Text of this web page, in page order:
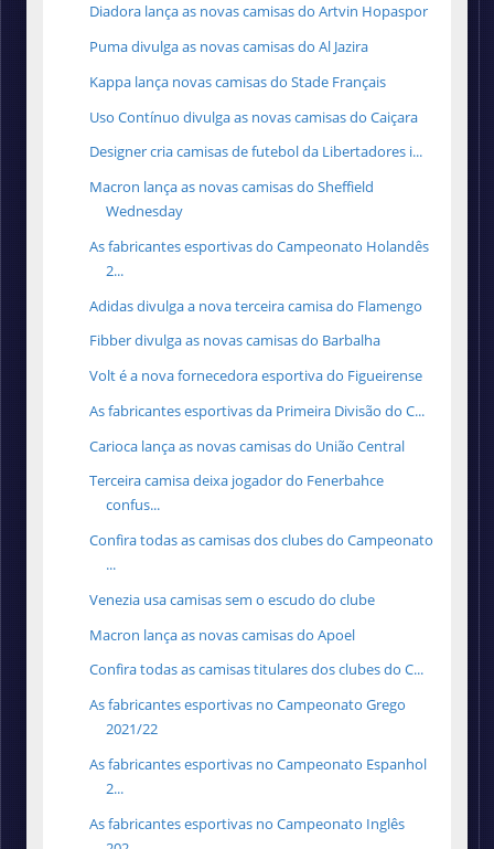
Diadora lança as novas camisas do Artvin Hopaspor
Puma divulga as novas camisas do Al Jazira
Kappa lança novas camisas do Stade Français
Uso Contínuo divulga as novas camisas do Caiçara
Designer cria camisas de futebol da Libertadores i...
Macron lança as novas camisas do Sheffield
Wednesday
As fabricantes esportivas do Campeonato Holandês
2...
Adidas divulga a nova terceira camisa do Flamengo
Fibber divulga as novas camisas do Barbalha
Volt é a nova fornecedora esportiva do Figueirense
As fabricantes esportivas da Primeira Divisão do C...
Carioca lança as novas camisas do União Central
Terceira camisa deixa jogador do Fenerbahce
confus...
Confira todas as camisas dos clubes do Campeonato
...
Venezia usa camisas sem o escudo do clube
Macron lança as novas camisas do Apoel
Confira todas as camisas titulares dos clubes do C...
As fabricantes esportivas no Campeonato Grego
2021/22
As fabricantes esportivas no Campeonato Espanhol
2...
As fabricantes esportivas no Campeonato Inglês